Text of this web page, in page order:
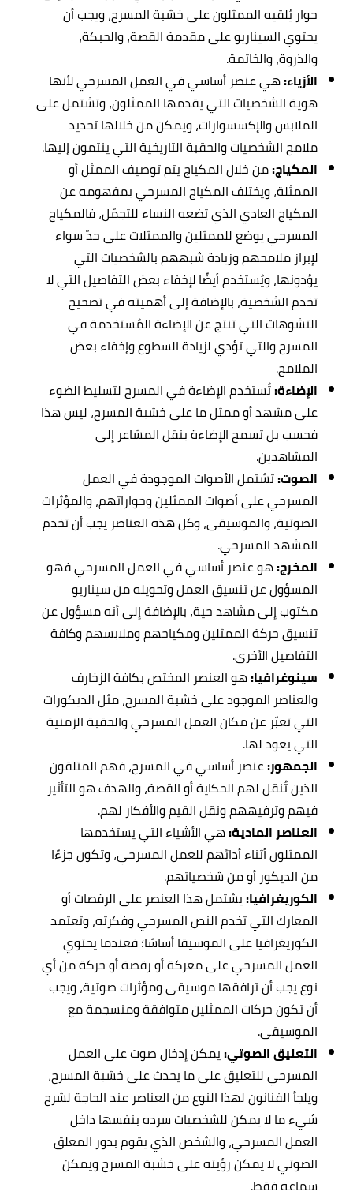
حوار يُلقيه الممثلون على خشبة المسرح، ويجب أن
يحتوي السيناريو على مقدمة القصة، والحبكة،
والذروة، والخاتمة.
الأزياء:هي عنصر أساسي في العمل المسرحي لأنها
هوية الشخصيات التي يقدمها الممثلون، وتشتمل على
الملابس والإكسسوارات، ويمكن من خلالها تحديد
ملامح الشخصيات والحقبة التاريخية التي ينتمون إليها.
المكياج:من خلال المكياج يتم توصيف الممثل أو
الممثلة، ويختلف المكياج المسرحي بمفهومه عن
المكياج العادي الذي تضعه النساء للتجمّل، فالمكياج
المسرحي يوضع للممثلين والممثلات على حدّ سواء
لإبراز ملامحهم وزيادة شبههم بالشخصيات التي
يؤدونها، ويُستخدم أيضًا لإخفاء بعض التفاصيل التي لا
تخدم الشخصية، بالإضافة إلى أهميته في تصحيح
التشوهات التي تنتج عن الإضاءة المُستخدمة في
المسرح والتي تؤدي لزيادة السطوع وإخفاء بعض
الملامح.
الإضاءة:تُستخدم الإضاءة في المسرح لتسليط الضوء
على مشهد أو ممثل ما على خشبة المسرح، ليس هذا
فحسب بل تسمح الإضاءة بنقل المشاعر إلى
المشاهدين.
الصوت:تشتمل الأصوات الموجودة في العمل
المسرحي على أصوات الممثلين وحواراتهم، والمؤثرات
الصوتية، والموسيقى، وكل هذه العناصر يجب أن تخدم
المشهد المسرحي.
المخرج:هو عنصر أساسي في العمل المسرحي فهو
المسؤول عن تنسيق العمل وتحويله من سيناريو
مكتوب إلى مشاهد حية، بالإضافة إلى أنه مسؤول عن
تنسيق حركة الممثلين ومكياجهم وملابسهم وكافة
التفاصيل الأخرى.
سينوغرافيا:هو العنصر المختص بكافة الزخارف
والعناصر الموجود على خشبة المسرح، مثل الديكورات
التي تعبّر عن مكان العمل المسرحي والحقبة الزمنية
التي يعود لها.
الجمهور:عنصر أساسي في المسرح، فهم المتلقون
الذين تُنقل لهم الحكاية أو القصة، والهدف هو التأثير
فيهم وترفيههم ونقل القيم والأفكار لهم.
العناصر المادية:هي الأشياء التي يستخدمها
الممثلون أثناء أدائهم للعمل المسرحي، وتكون جزءًا
من الديكور أو من شخصياتهم.
الكوريغرافيا:يشتمل هذا العنصر على الرقصات أو
المعارك التي تخدم النص المسرحي وفكرته، وتعتمد
الكوريغرافيا على الموسيقا أساسًا؛ فعندما يحتوي
العمل المسرحي على معركة أو رقصة أو حركة من أي
نوع يجب أن ترافقها موسيقى ومؤثرات صوتية، ويجب
أن تكون حركات الممثلين متوافقة ومنسجمة مع
الموسيقى.
التعليق الصوتي:يمكن إدخال صوت على العمل
المسرحي للتعليق على ما يحدث على خشبة المسرح،
ويلجأ الفنانون لهذا النوع من العناصر عند الحاجة لشرح
شيء ما لا يمكن للشخصيات سرده بنفسها داخل
العمل المسرحي، والشخص الذي يقوم بدور المعلق
الصوتي لا يمكن رؤيته على خشبة المسرح ويمكن
سماعه فقط.